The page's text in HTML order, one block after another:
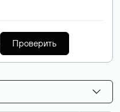
Проверить